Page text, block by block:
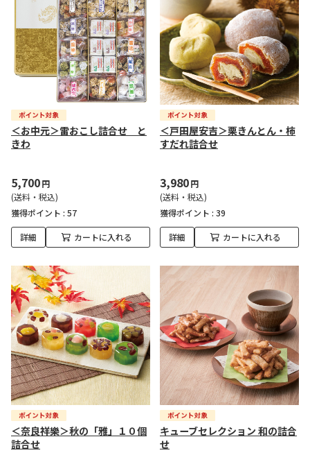
＜お中元＞雷おこし詰合せ と
きわ
5,700円
(送料・税込)
獲得ポイント : 57
詳細 カートに入れる
＜戸田屋安吉＞栗きんとん・柿
すだれ詰合せ
3,980円
(送料・税込)
獲得ポイント : 39
詳細 カートに入れる
＜奈良祥樂＞秋の「雅」１０個
詰合せ
キューブセレクション 和の詰合
せ